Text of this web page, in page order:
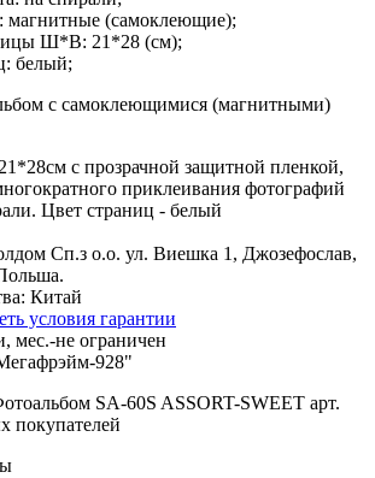
магнитные (самоклеющие);
Ш*В: 21*28 (см);
белый;
с самоклеющимися (магнитными)
с прозрачной защитной пленкой,
приклеивания фотографий
Цвет страниц - белый
Сп.з о.о. ул. Виешка 1, Джозефослав,
Китай
условия гарантии
мес.-не ограничен
928"
SA-60S ASSORT-SWEET арт.
покупателей